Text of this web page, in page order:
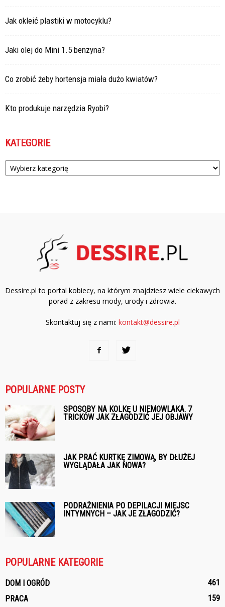
Jak okleić plastiki w motocyklu?
Jaki olej do Mini 1.5 benzyna?
Co zrobić żeby hortensja miała dużo kwiatów?
Kto produkuje narzędzia Ryobi?
KATEGORIE
Kategorie
Dessire.pl to portal kobiecy, na którym znajdziesz wiele ciekawych
porad z zakresu mody, urody i zdrowia.
Skontaktuj się z nami: kontakt@dessire.pl
POPULARNE POSTY
SPOSOBY NA KOLKĘ U NIEMOWLAKA. 7
TRICKÓW JAK ZŁAGODZIĆ JEJ OBJAWY
JAK PRAĆ KURTKĘ ZIMOWĄ, BY DŁUŻEJ
WYGLĄDAŁA JAK NOWA?
PODRAŻNIENIA PO DEPILACJI MIEJSC
INTYMNYCH – JAK JE ZŁAGODZIĆ?
POPULARNE KATEGORIE
DOM I OGRÓD
461
PRACA
159